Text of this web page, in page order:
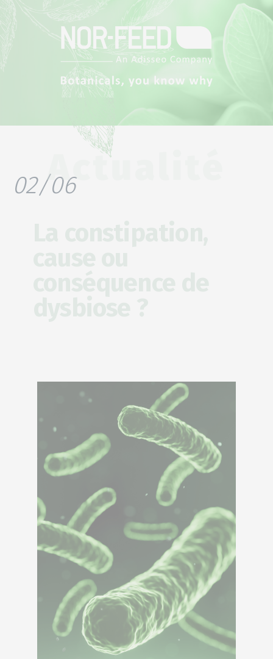
02/06Actualité